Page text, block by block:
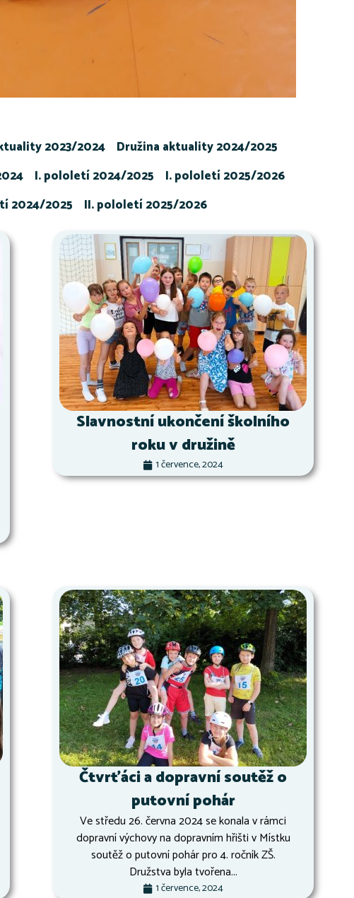
2023/2024
Družina aktuality 2024/2025
I. pololetí 2024/2025
I. pololetí 2025/2026
2024/2025 II. pololetí 2025/2026
Slavnostní ukončení školního
roku v družině
1 července, 2024
Čtvrťáci a dopravní soutěž o
putovní pohár
Ve středu 26. června 2024 se konala v rámci
dopravní výchovy na dopravním hřišti v Místku
soutěž o putovní pohár pro 4. ročník ZŠ.
Družstva byla tvořena...
1 července, 2024